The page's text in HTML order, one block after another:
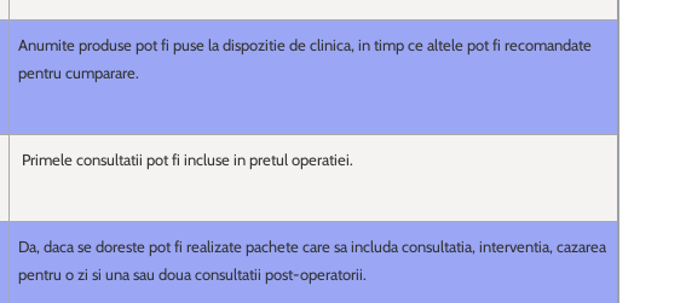
Anumite produse pot fi puse la dispozitie de clinica, in timp ce altele pot fi recomandate
pentru cumparare.
Primele consultatii pot fi incluse in pretul operatiei.
Da, daca se doreste pot fi realizate pachete care sa includa consultatia, interventia, cazarea
pentru o zi si una sau doua consultatii post-operatorii.